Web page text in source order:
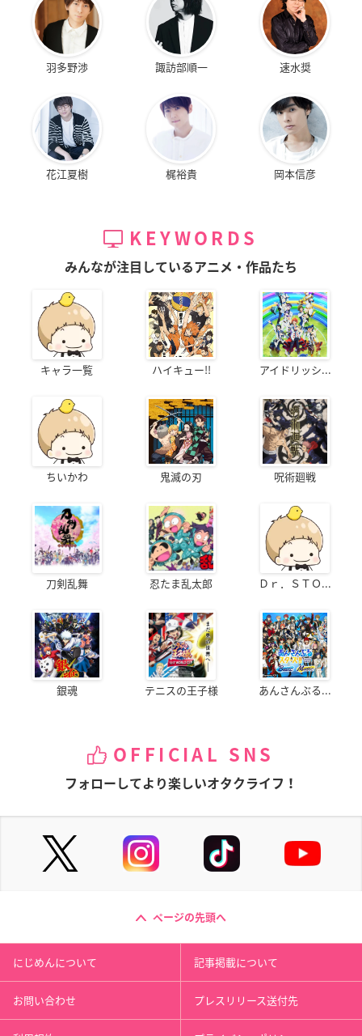
羽多野渉 諏訪部順一 速水奨
花江夏樹 梶裕貴 岡本信彦
KEYWORDS
みんなが注目しているアニメ・作品たち
キャラ一覧 ハイキュー!! アイドリッシ...
ちいかわ 鬼滅の刃 呪術廻戦
刀剣乱舞 忍たま乱太郎 Ｄｒ．ＳＴＯ...
銀魂 テニスの王子様 あんさんぶる...
OFFICIAL SNS
フォローしてより楽しいオタクライフ！
ページの先頭へ
にじめんについて 記事掲載について
お問い合わせ プレスリリース送付先